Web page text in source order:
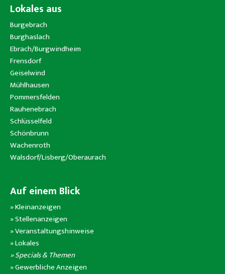
Lokales aus
Burgebrach
Burghaslach
Ebrach/Burgwindheim
Frensdorf
Geiselwind
Mühlhausen
Pommersfelden
Rauhenebrach
Schlüsselfeld
Schönbrunn
Wachenroth
Walsdorf/Lisberg/Oberaurach
Auf einem Blick
»Kleinanzeigen
»Stellenanzeigen
»Veranstaltungshinweise
»Lokales
» Specials & Themen
»Gewerbliche Anzeigen